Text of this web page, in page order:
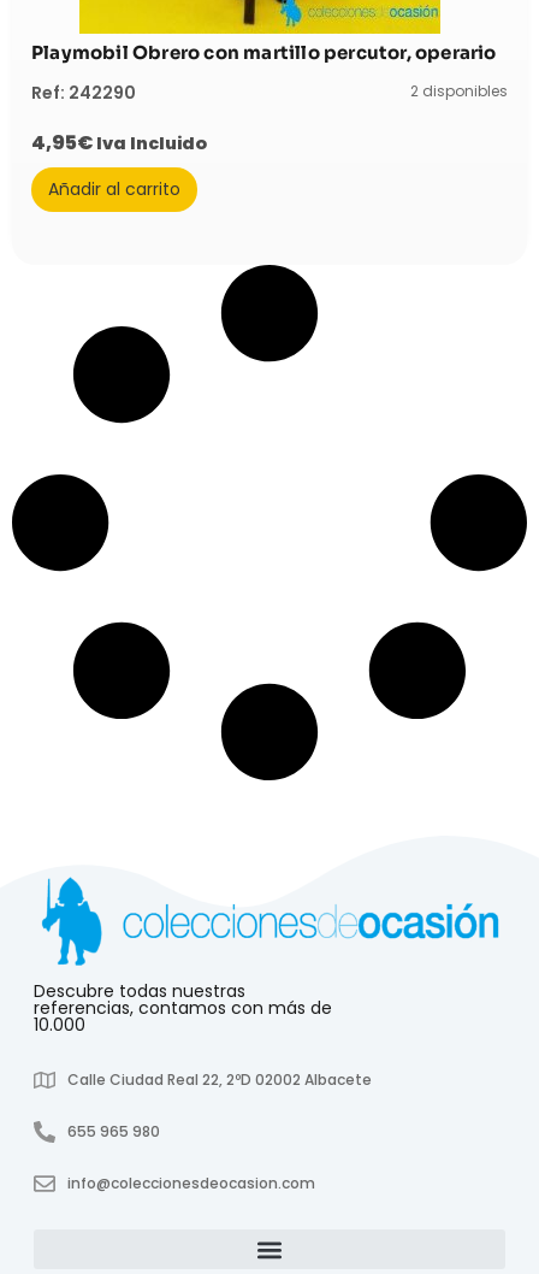
Playmobil Obrero con martillo percutor, operario
Ref: 242290 2 disponibles
4,95€ Iva Incluido
Añadir al carrito
Descubre todas nuestras
referencias, contamos con más de
10.000
Calle Ciudad Real 22, 2ºD 02002 Albacete
655 965 980
info@coleccionesdeocasion.com